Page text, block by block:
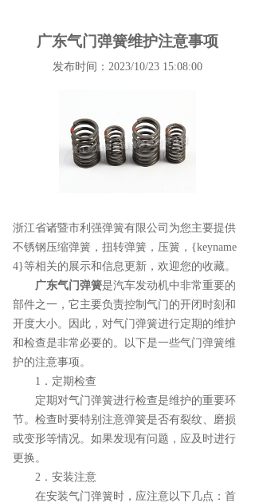
广东气门弹簧维护注意事项
发布时间：2023/10/23 15:08:00
浙江省诸暨市利强弹簧有限公司为您主要提供
不锈钢压缩弹簧 ，扭转弹簧，压簧，{keyname
4}等相关的展示和信息更新，欢迎您的收藏。
广东气门弹簧是汽车发动机中非常重要的
部件之一，它主要负责控制气门的开闭时刻和
开度大小。因此，对气门弹簧进行定期的维护
和检查是非常必要的。以下是一些气门弹簧维
护的注意事项。
1．定期检查
定期对气门弹簧进行检查是维护的重要环
节。检查时要特别注意弹簧是否有裂纹、磨损
或变形等情况。如果发现有问题，应及时进行
更换。
2．安装注意
在安装气门弹簧时，应注意以下几点：首